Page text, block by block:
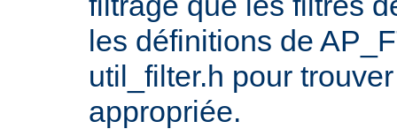
les définitions de
util_filter.h pour
appropriée.